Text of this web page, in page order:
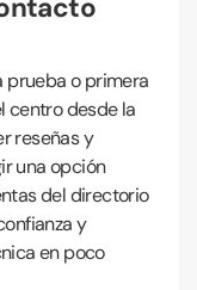
prueba o primera
centro desde la
reseñas y
una opción
del directorio
y
en poco